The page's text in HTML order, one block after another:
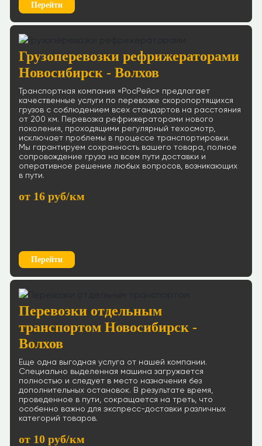
Перейти
Грузоперевозки рефрижераторами
Новосибирск - Волхов
Транспортная компания «РосРейс» предлагает
качественные услуги по перевозке скоропортящихся
грузов с соблюдением всех стандартов на расстояния
от 200 км. Перевозка рефрижераторами нового
поколения, проходящими регулярный техосмотр,
исключает проблемы в процессе транспортировки.
Мы гарантируем сохранность вашего товара, полное
сопровождение груза на всем пути доставки и
оперативное решение любых вопросов, возникающих
в пути.
от 16 руб/км
Перейти
Перевозки отдельным
транспортом Новосибирск -
Волхов
Еще одна выгодная услуга от нашей компании.
Специально выделенная машина загружается
полностью и следует в место назначения без
дополнительных остановок. В результате время,
проведенное в пути, сокращается на треть, что
особенно важно для экспресс-доставки различных
категорий товаров.
от 10 руб/км